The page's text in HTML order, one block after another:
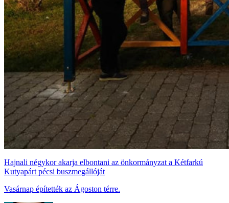
Hajnali négykor akarja elbontani az önkormányzat a Kétfarkú
Kutyapárt pécsi buszmegállóját
Vasárnap építették az Ágoston térre.